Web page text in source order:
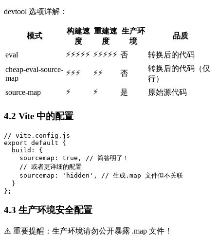
devtool 选项详解：
模式
构建速
度
重建速
度
生产环
境
品质
eval ⚡⚡⚡⚡⚡ ⚡⚡⚡⚡⚡ 否
转换后的代码
cheap-eval-source-
map
⚡⚡⚡ ⚡⚡ 否
转换后的代码（仅
行）
source-map
⚡ ⚡ 是 原始源代码
4.2 Vite 中的配置
// vite.config.js
export default {
build: {
sourcemap: true, // 简答明了！
// 或者更详细的配置
sourcemap: 'hidden', // 生成.map 文件但不关联
}
};
4.3 生产环境安全配置
⚠️ 重要提醒：生产环境请勿公开暴露 .map 文件！